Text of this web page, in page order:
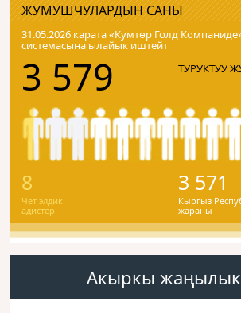
ЖУМУШЧУЛАРДЫН САНЫ
31.05.2026 карата «Кумтɵр Голд
системасына ылайык иштейт
3 579 ТУРУКТУУ
8
Чет элдик
адистер
3 571
Кыргыз
жараны
Акыркы